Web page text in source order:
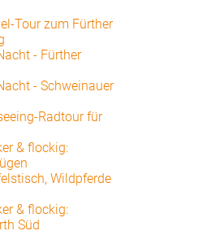
Tour zum Fürther
- Fürther
- Schweinauer
Radtour für
& flockig:
Wildpferde
& flockig:
Süd